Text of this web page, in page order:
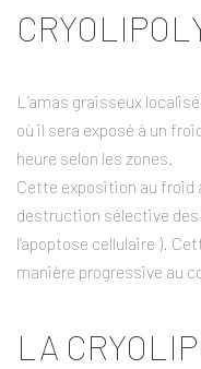
L’amas graisseux
où il sera exposé à un
heure selon les zones.
Cette exposition au froid
destruction sélective des
l’apoptose cellulaire ).
manière progressive au
LA